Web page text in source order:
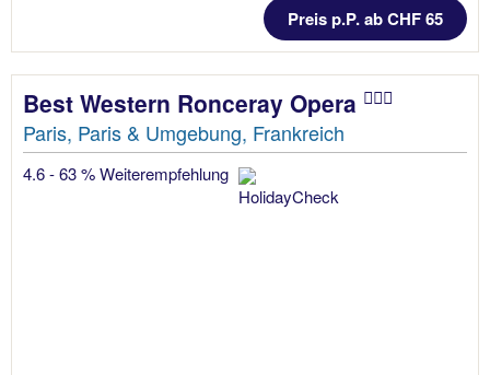
Preis p.P. ab CHF 65
Best Western Ronceray Opera
Paris, Paris & Umgebung, Frankreich
4.6 - 63 % Weiterempfehlung